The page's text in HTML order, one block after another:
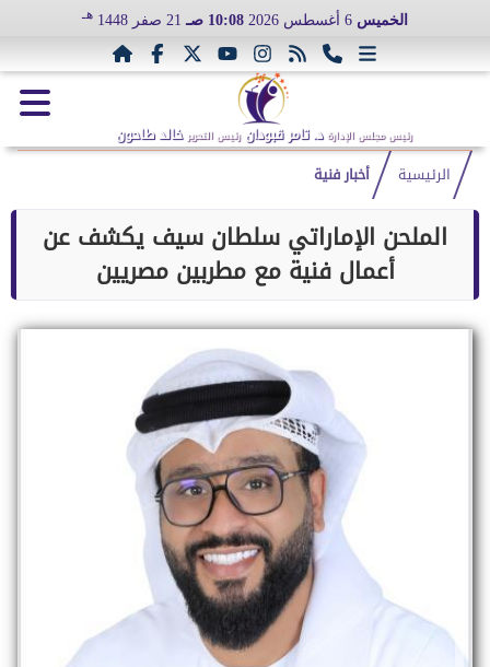
الخميس 10:08 صـ 21 صفر 1448 هـ
رئيس مجلس الإدارة د. تامر قبودان رئيس التحرير خالد طاحون
الرئيسية أخبار فنية
الملحن الإماراتي سلطان سيف يكشف عن
أعمال فنية مع مطربين مصريين